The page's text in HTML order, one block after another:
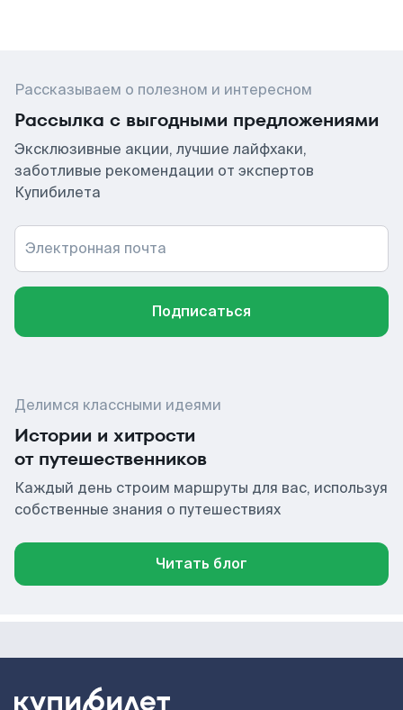
Рассказываем о полезном и интересном
Рассылка с выгодными предложениями
Эксклюзивные акции, лучшие лайфхаки,
заботливые рекомендации от экспертов
Купибилета
Электронная почта
Подписаться
Делимся классными идеями
Истории и хитрости
от путешественников
Каждый день строим маршруты для вас, используя
собственные знания о путешествиях
Читать блог